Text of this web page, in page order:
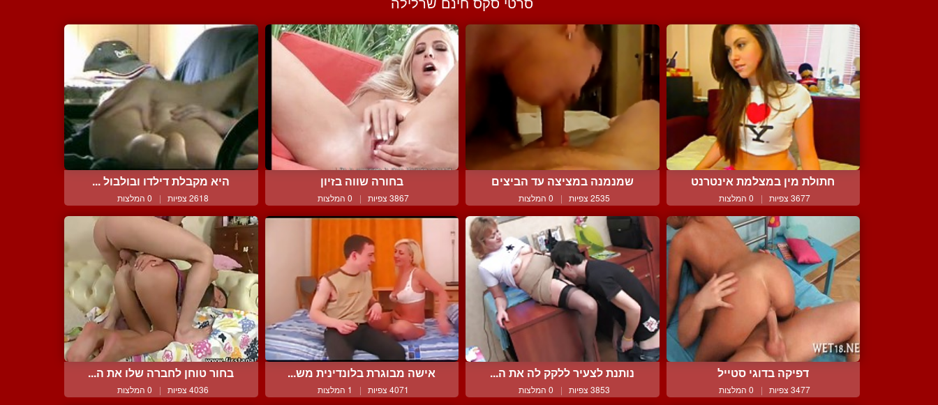
חתולת מין במצלמת אינטרנט
3677 צפיות | 0 המלצות
שמנמנה במציצה עד הביצים
2535 צפיות | 0 המלצות
בחורה שווה בזיון
3867 צפיות | 0 המלצות
היא מקבלת דילדו ובולבול ...
2618 צפיות | 0 המלצות
דפיקה בדוגי סטייל
3477 צפיות | 0 המלצות
נותנת לצעיר ללקק לה את ה...
3853 צפיות | 0 המלצות
אישה מבוגרת בלונדינית מש...
4071 צפיות | 1 המלצות
בחור טוחן לחברה שלו את ה...
4036 צפיות | 0 המלצות